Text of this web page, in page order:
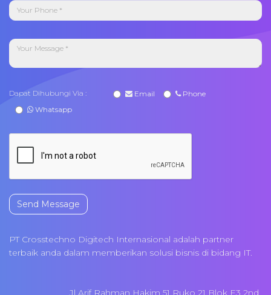
Dapat Dihubungi Via : Email
Phone
Whatsapp
Send Message
PT Crosstechno Digitech Internasional adalah partner
terbaik anda dalam memberikan solusi bisnis di bidang IT.
Jl Arif Rahman Hakim 51 Ruko 21 Blok E3 2nd